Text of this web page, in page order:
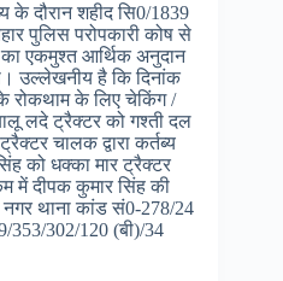
के दौरान शहीद सि0/1839
पुलिस परोपकारी कोष से
एकमुश्त आर्थिक अनुदान
उल्लेखनीय है कि दिनांक
रोकथाम के लिए चेकिंग /
लदे ट्रैक्टर को गश्ती दल
चालक द्वारा कर्तब्य
को धक्का मार ट्रैक्टर
में दीपक कुमार सिंह की
थाना कांड सं0-278/24
353/302/120 (बी)/34